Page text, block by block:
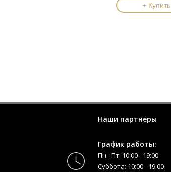
+ Купить
Наши партнеры
График работы:
Пн - Пт: 10:00 - 19:00
Суббота: 10:00 - 19:00